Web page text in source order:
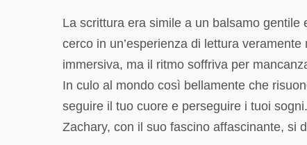
La scrittura era simile a un balsamo
cerco in un’esperienza di lettura
immersiva, ma il ritmo soffriva per
In culo al mondo così bellamente che
seguire il tuo cuore e perseguire i tuoi
Zachary, con il suo fascino affascinante, si